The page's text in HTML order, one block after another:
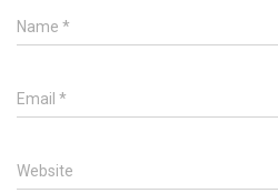
Name *
Email *
Website